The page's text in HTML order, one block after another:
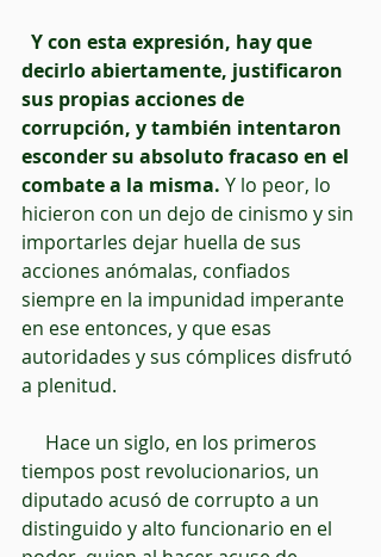
Y con esta expresión, hay que
decirlo abiertamente, justificaron
sus propias acciones de
corrupción, y también intentaron
esconder su absoluto fracaso en el
combate a la misma. Y lo peor, lo
hicieron con un dejo de cinismo y sin
importarles dejar huella de sus
acciones anómalas, confiados
siempre en la impunidad imperante
en ese entonces, y que esas
autoridades y sus cómplices disfrutó
a plenitud.
tiempos post revolucionarios, un
diputado acusó de corrupto a un
distinguido y alto funcionario en el